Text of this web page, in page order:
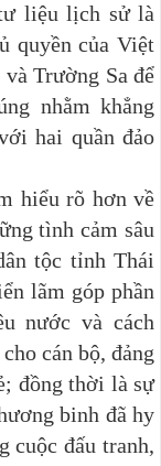
liệu lịch sử là
quyền của Việt
và Trường Sa để
nhằm khẳng
hai quần đảo
hiểu rõ hơn về
tình cảm sâu
tộc tỉnh Thái
lãm góp phần
nước và cách
cán bộ, đảng
đồng thời là sự
binh đã hy
cuộc đấu tranh,